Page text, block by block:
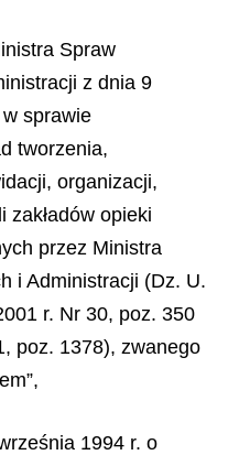
Spraw
z dnia 9
sprawie
tworzenia,
organizacji,
zakładów opieki
przez Ministra
i Administracji (Dz. U.
r. Nr 30, poz. 350
poz. 1378), zwanego
1994 r. o